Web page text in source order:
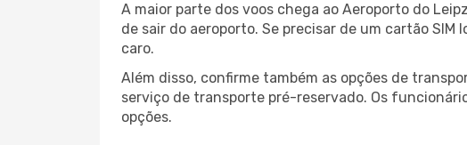
A maior parte dos voos chega ao Aeroporto do
de sair do aeroporto. Se precisar de um cartão
caro.
Além disso, confirme também as opções de
serviço de transporte pré-reservado. Os
opções.